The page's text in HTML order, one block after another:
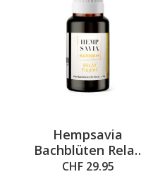
Hempsavia
Bachblüten Relax
Tropfen, 10ml
CHF 29.95